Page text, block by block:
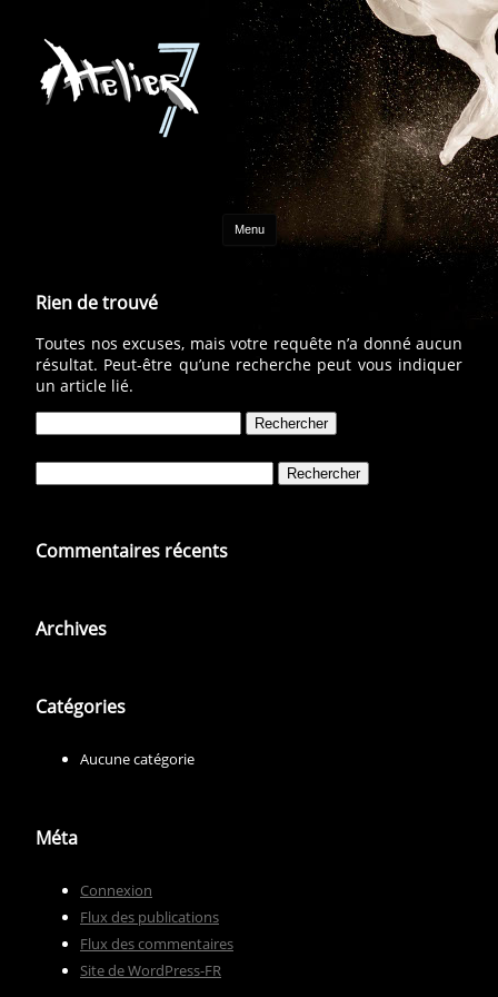
Menu Aller au contenu
Rien de trouvé
Toutes nos excuses, mais votre requête n’a donné aucun
résultat. Peut-être qu’une recherche peut vous indiquer
un article lié.
Commentaires récents
Archives
Catégories
Aucune catégorie
Méta
Connexion
Flux des publications
Flux des commentaires
Site de WordPress-FR